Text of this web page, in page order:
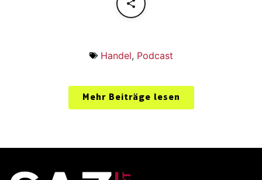
Handel, Podcast
Mehr Beiträge lesen